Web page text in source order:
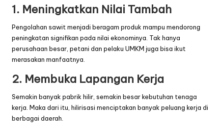
1. Meningkatkan Nilai Tambah
Pengolahan sawit menjadi beragam produk mampu mendorong
peningkatan signifikan pada nilai ekonominya. Tak hanya
perusahaan besar, petani dan pelaku UMKM juga bisa ikut
merasakan manfaatnya.
2. Membuka Lapangan Kerja
Semakin banyak pabrik hilir, semakin besar kebutuhan tenaga
kerja. Maka dari itu, hilirisasi menciptakan banyak peluang kerja di
berbagai daerah.